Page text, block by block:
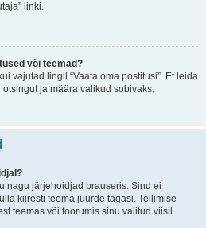
linki.
või teemad?
vajutad lingil “Vaata oma postitusi”. Et leida
ja määra valikud sobivaks.
nagu järjehoidjad brauseris. Sind ei
kiiresti teema juurde tagasi. Tellimise
teemas või foorumis sinu valitud viisil.